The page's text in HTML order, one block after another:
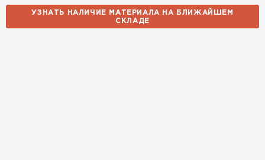
УЗНАТЬ НАЛИЧИЕ МАТЕРИАЛА НА БЛИЖАЙШЕМ
СКЛАДЕ